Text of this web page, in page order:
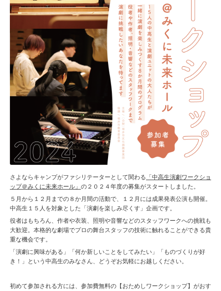
さよならキャンプがファシリテーターとして関わる 「中高生演劇ワークショ
ップ＠みくに未来ホール」 の２０２４年度の募集がスタートしました。
５月から１２月までの８か月間の活動で、１２月には成果発表公演も開催。
中高生１５人を対象とした「演劇を楽しみ尽くす」企画です。
役者はもちろん、作者や衣装、照明や音響などのスタッフワークへの挑戦も
大歓迎。本格的な劇場でプロの舞台スタッフの技術に触れることができる貴
重な機会です。
「演劇に興味がある」「何か新しいことをしてみたい」「ものづくりが好
き！」という中高生のみなさん、どうぞお気軽にお越しください。
初めて参加される方には、参加費無料の【おためしワークショップ】がおす